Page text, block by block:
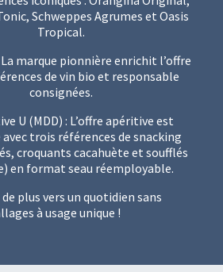
Schweppes Agrumes et Oasis
Tropical.
marque pionnière enrichit l’offre
de vin bio et responsable
consignées.
U (MDD) : L’offre apéritive est
trois références de snacking
croquants cacahuète et soufflés
en format seau réemployable.
plus vers un quotidien sans
à usage unique !